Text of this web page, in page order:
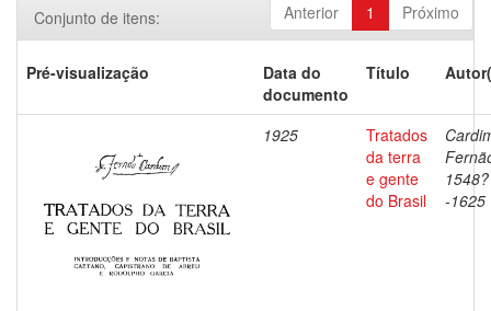
Anterior 1 Próximo
Conjunto de itens:
Pré-visualização
Data do
documento
Título
1925
Tratados
da terra
e gente
do Brasil
1548?
-1625